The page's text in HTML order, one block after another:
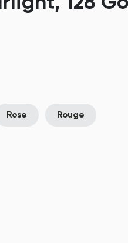
Rose Rouge